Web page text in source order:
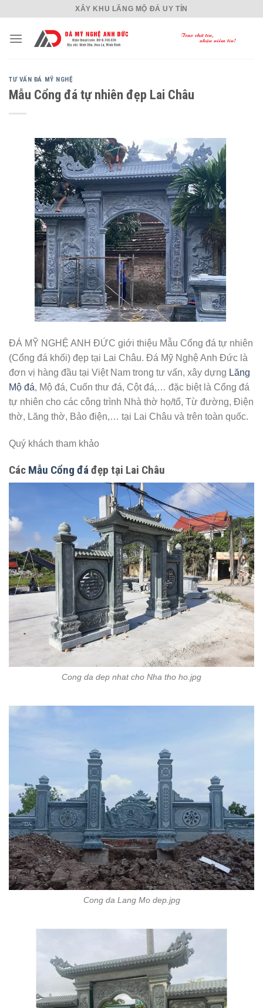
content
XÂY KHU LĂNG MỘ ĐÁ UY TÍN
TƯ VẤN ĐÁ MỸ NGHỆ
Mẫu Cổng đá tự nhiên đẹp Lai Châu
ĐÁ MỸ NGHỆ ANH ĐỨC giới thiệu Mẫu Cổng đá tự nhiên
(Cổng đá khối) đẹp tại Lai Châu. Đá Mỹ Nghệ Anh Đức là
đơn vị hàng đầu tại Việt Nam trong tư vấn, xây dựng Lăng
Mộ đá, Mộ đá, Cuốn thư đá, Cột đá,… đặc biệt là Cổng đá
tự nhiên cho các công trình Nhà thờ họ/tổ, Từ đường, Điện
thờ, Lăng thờ, Bảo điện,… tại Lai Châu và trên toàn quốc.
Quý khách tham khảo
Các Mẫu Cổng đáđẹp tại Lai Châu
Cong da dep nhat cho Nha tho ho.jpg
Cong da Lang Mo dep.jpg